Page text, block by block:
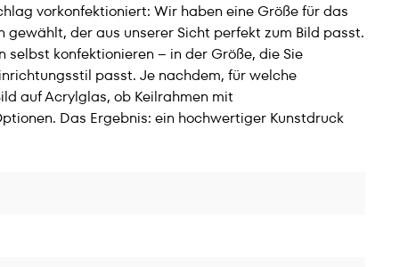
vorkonfektioniert: Wir haben eine Größe für das
der aus unserer Sicht perfekt zum Bild passt.
selbst konfektionieren – in der Größe, die Sie
passt. Je nachdem, für welche
auf Acrylglas, ob Keilrahmen mit
Das Ergebnis: ein hochwertiger Kunstdruck